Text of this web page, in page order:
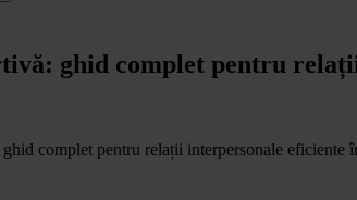
ghid complet pentru
complet pentru relații interpersonale eficiente